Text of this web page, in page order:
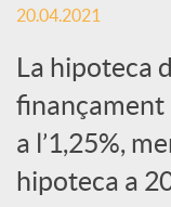
s
S
o
20.04.2021
La hipoteca
finançament
a l’1,25%,
hipoteca a